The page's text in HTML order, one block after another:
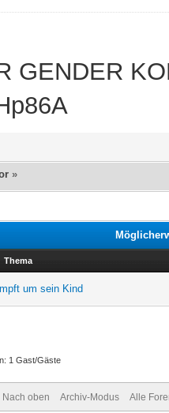
GENDER
»
Thema
um sein Kind
1 Gast/Gäste
Nach oben Archiv-Modus Alle